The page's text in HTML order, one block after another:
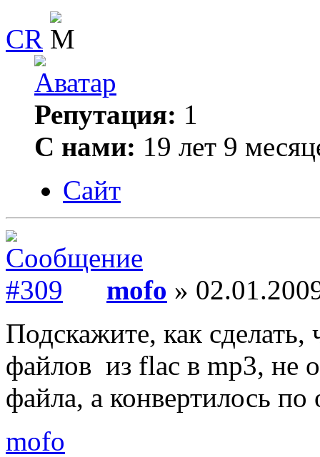
CR
Репутация: 1
С нами: 19 лет 9
Сайт
mofo »
Подскажите, как
файлов из flac в mp3, не
файла, а конвертилось по
mofo